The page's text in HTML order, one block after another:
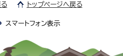
トップページへ戻る
スマートフォン表示